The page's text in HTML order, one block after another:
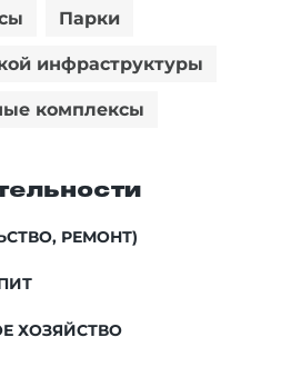
Парки
инфраструктуры
комплексы
РЕМОНТ)
ХОЗЯЙСТВО